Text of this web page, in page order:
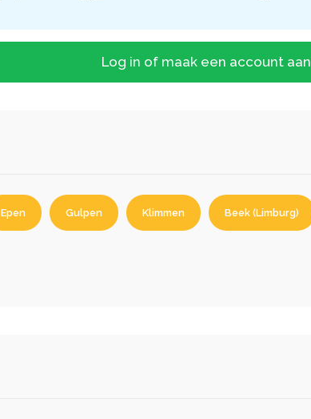
Log in of maak een account aan
Epen Gulpen Klimmen Beek (Limburg)